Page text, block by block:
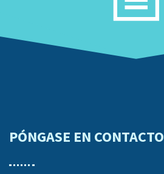
PÓNGASE EN CONTACTO